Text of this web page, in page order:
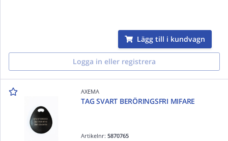
Lägg till i kundvagn
Logga in eller registrera
AXEMA
TAG SVART BERÖRINGSFRI MIFARE
Artikelnr:5870765